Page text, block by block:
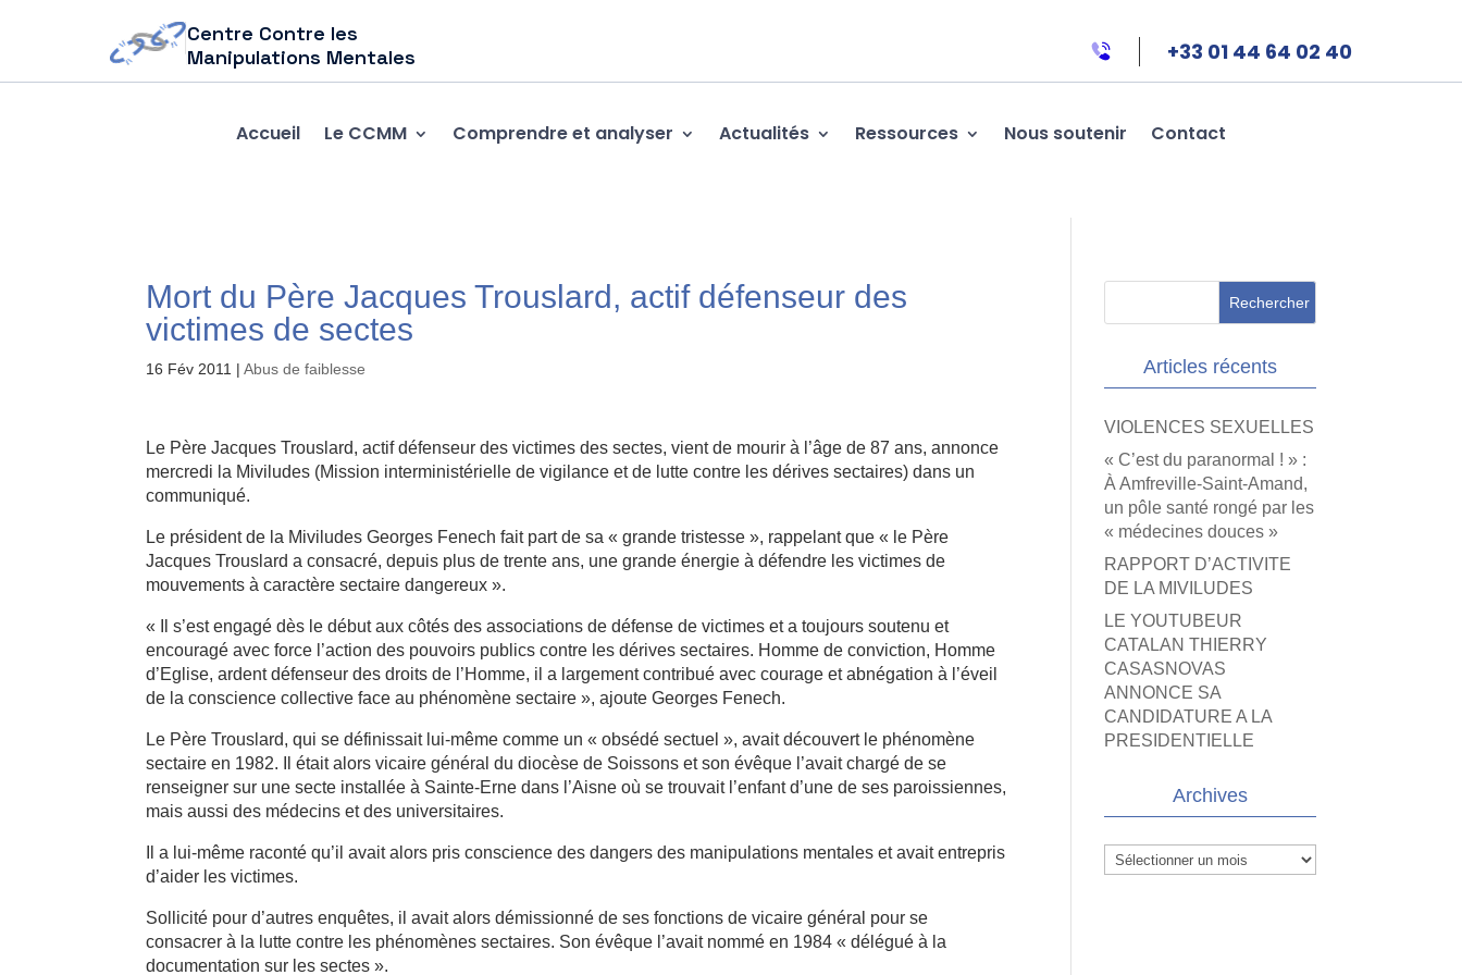
Centre Contre les
Manipulations Mentales
+33 01 44 64 02 40
Accueil Le CCMM Comprendre et analyser Actualités Ressources Nous soutenir Contact
Mort du Père Jacques Trouslard, actif défenseur des
victimes de sectes
16 Fév 2011 |Abus de faiblesse
Le Père Jacques Trouslard, actif défenseur des victimes des sectes, vient de mourir à l’âge de 87 ans, annonce
mercredi la Miviludes (Mission interministérielle de vigilance et de lutte contre les dérives sectaires) dans un
communiqué.
Le président de la Miviludes Georges Fenech fait part de sa « grande tristesse », rappelant que « le Père
Jacques Trouslard a consacré, depuis plus de trente ans, une grande énergie à défendre les victimes de
mouvements à caractère sectaire dangereux ».
« Il s’est engagé dès le début aux côtés des associations de défense de victimes et a toujours soutenu et
encouragé avec force l’action des pouvoirs publics contre les dérives sectaires. Homme de conviction, Homme
d’Eglise, ardent défenseur des droits de l’Homme, il a largement contribué avec courage et abnégation à l’éveil
de la conscience collective face au phénomène sectaire », ajoute Georges Fenech.
Le Père Trouslard, qui se définissait lui-même comme un « obsédé sectuel », avait découvert le phénomène
sectaire en 1982. Il était alors vicaire général du diocèse de Soissons et son évêque l’avait chargé de se
renseigner sur une secte installée à Sainte-Erne dans l’Aisne où se trouvait l’enfant d’une de ses paroissiennes,
mais aussi des médecins et des universitaires.
Il a lui-même raconté qu’il avait alors pris conscience des dangers des manipulations mentales et avait entrepris
d’aider les victimes.
Sollicité pour d’autres enquêtes, il avait alors démissionné de ses fonctions de vicaire général pour se
consacrer à la lutte contre les phénomènes sectaires. Son évêque l’avait nommé en 1984 « délégué à la
documentation sur les sectes ».
Articles récents
VIOLENCES SEXUELLES
« C’est du paranormal ! » :
À Amfreville-Saint-Amand,
un pôle santé rongé par les
« médecines douces »
RAPPORT D’ACTIVITE
DE LA MIVILUDES
LE YOUTUBEUR
CATALAN THIERRY
CASASNOVAS
ANNONCE SA
CANDIDATURE A LA
PRESIDENTIELLE
Archives
Archives